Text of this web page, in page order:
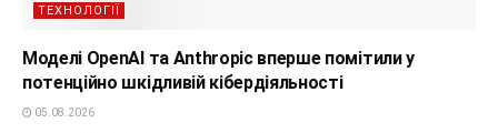
ТЕХНОЛОГІЇ
Моделі OpenAI та Anthropic вперше помітили у
потенційно шкідливій кібердіяльності
05.08.2026